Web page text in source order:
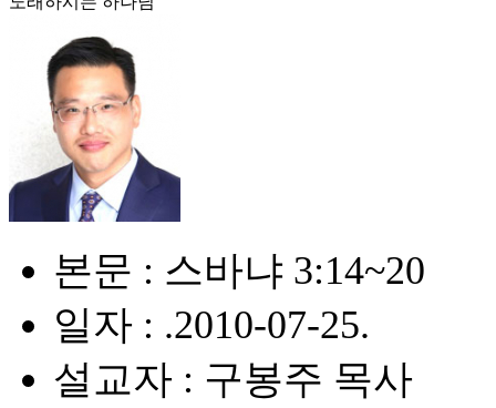
본문 : 스바냐 3:14~20
일자 : .2010-07-25.
설교자 : 구봉주 목사